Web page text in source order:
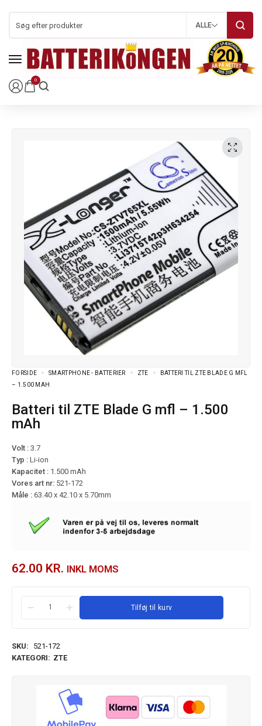
0
ALLE
FORSIDE SMARTPHONE - BATTERIER ZTE
BATTERI TIL ZTE BLADE G MFL
– 1.500 MAH
Batteri til ZTE Blade G mfl – 1.500
mAh
Volt : 3.7
Typ : Li-ion
Kapacitet : 1.500 mAh
Vores art nr: 521-172
Måle : 63.40 x 42.10 x 5.70mm
62.00 KR. INKL MOMS
Tilføj til kurv
SKU:
521-172
KATEGORI: ZTE